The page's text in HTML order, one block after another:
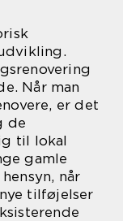
Når man
er det
de
til lokal
gamle
når
tilføjelser